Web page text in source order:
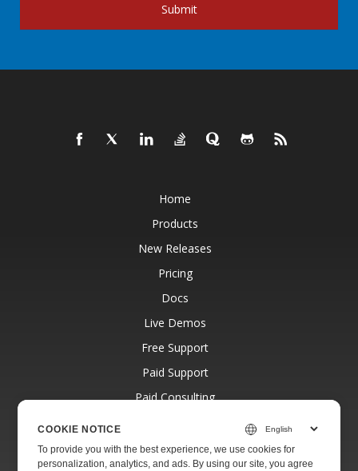
Submit
Home
Products
New Releases
Pricing
Docs
Live Demos
Free Support
Paid Support
Paid Consulting
Websites
COOKIE NOTICE
To provide you with the best experience, we use cookies for
personalization, analytics, and ads. By using our site, you agree